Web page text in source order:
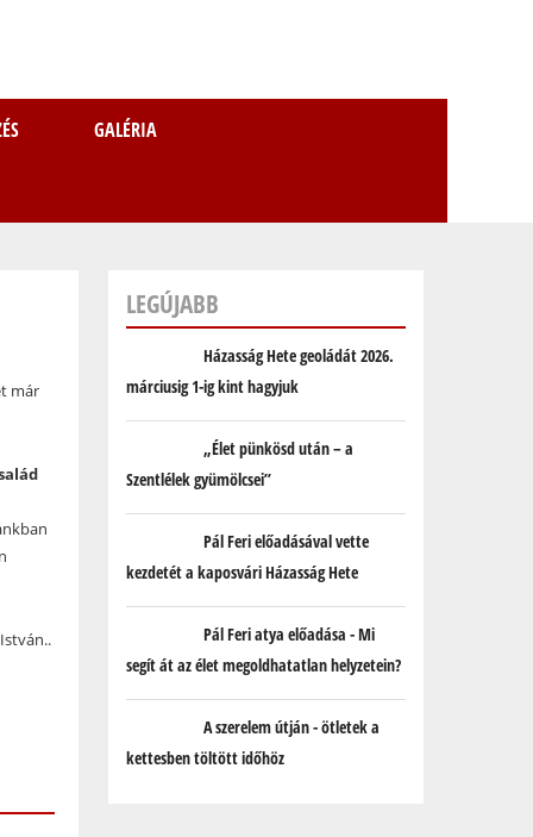
GALÉRIA
már
LEGÚJABB
Házasság Hete geoládát 2026.
márciusig 1-ig kint hagyjuk
„Élet pünkösd után – a
Szentlélek gyümölcsei”
Pál Feri előadásával vette
kezdetét a kaposvári Házasság Hete
Pál Feri atya előadása - Mi
segít át az élet megoldhatatlan helyzetein?
A szerelem útján - ötletek a
kettesben töltött időhöz